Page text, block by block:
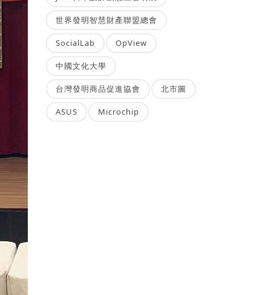
世界發明智慧財產聯盟總會
SocialLab OpView
中國文化大學
台灣發明商品促進協會 北市圖
ASUS Microchip